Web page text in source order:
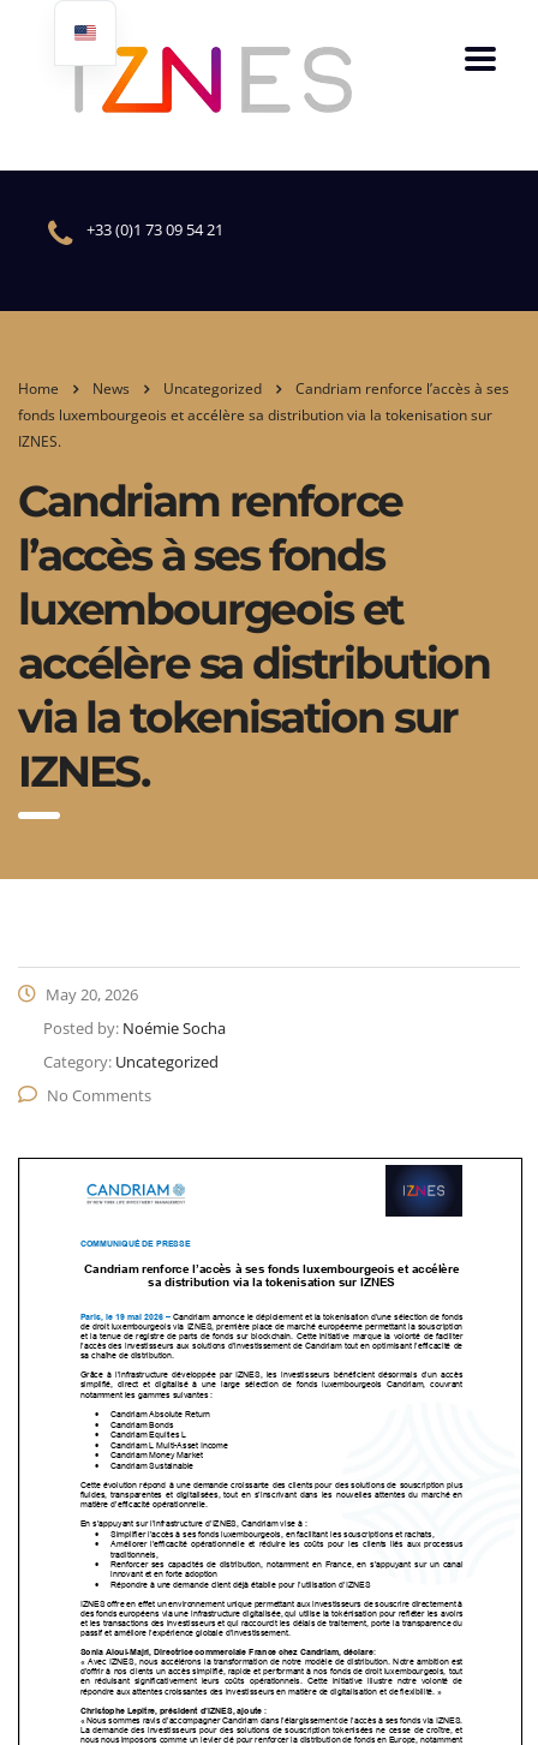
+33 (0)1 73 09 54 21
Home News Uncategorized
Candriam renforce l’accès à ses
fonds luxembourgeois et accélère sa distribution via la tokenisation sur
IZNES.
Candriam renforce
l’accès à ses fonds
luxembourgeois et
accélère sa distribution
via la tokenisation sur
IZNES.
May 20, 2026
Posted by: Noémie Socha
Category: Uncategorized
No Comments